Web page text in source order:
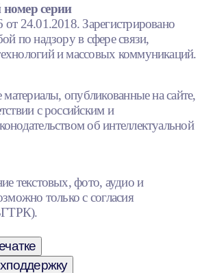
серии
24.01.2018. Зарегистрировано
по надзору в сфере связи,
и массовых коммуникаций.
опубликованные на сайте,
с российским и
об интеллектуальной
текстовых, фото, аудио и
только с согласия